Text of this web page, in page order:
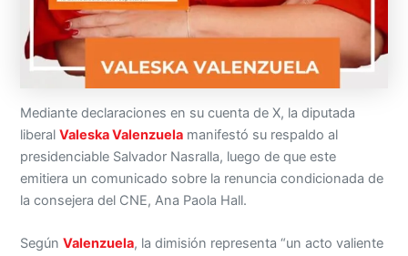
Mediante declaraciones en su cuenta de X, la diputada
liberalValeska Valenzuela manifestó su respaldo al
presidenciable Salvador Nasralla, luego de que este
emitiera un comunicado sobre la renuncia condicionada de
la consejera del CNE, Ana Paola Hall.
SegúnValenzuela, la dimisión representa “un acto valiente